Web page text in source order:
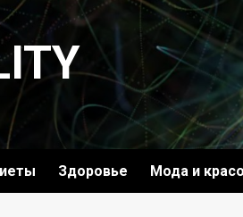
Здоровье Мода и